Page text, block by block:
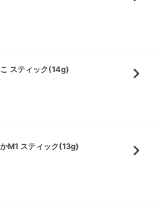
スティック(14g)
M1 スティック(13g)